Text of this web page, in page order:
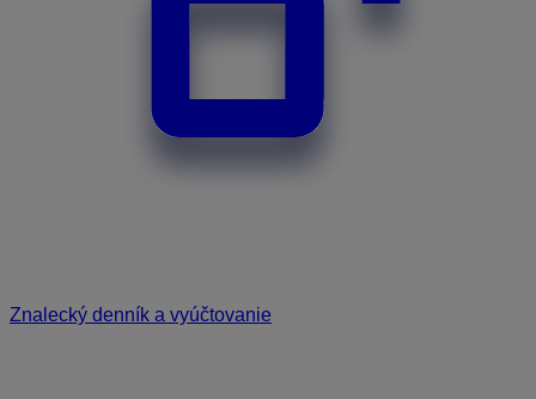
Znalecký denník a vyúčtovanie